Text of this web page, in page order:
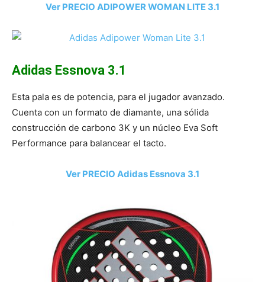
Ver PRECIO ADIPOWER WOMAN LITE 3.1
Adidas Essnova 3.1
Esta pala es de potencia, para el jugador avanzado.
Cuenta con un formato de diamante, una sólida
construcción de carbono 3K y un núcleo Eva Soft
Performance para balancear el tacto.
Ver PRECIO Adidas Essnova 3.1